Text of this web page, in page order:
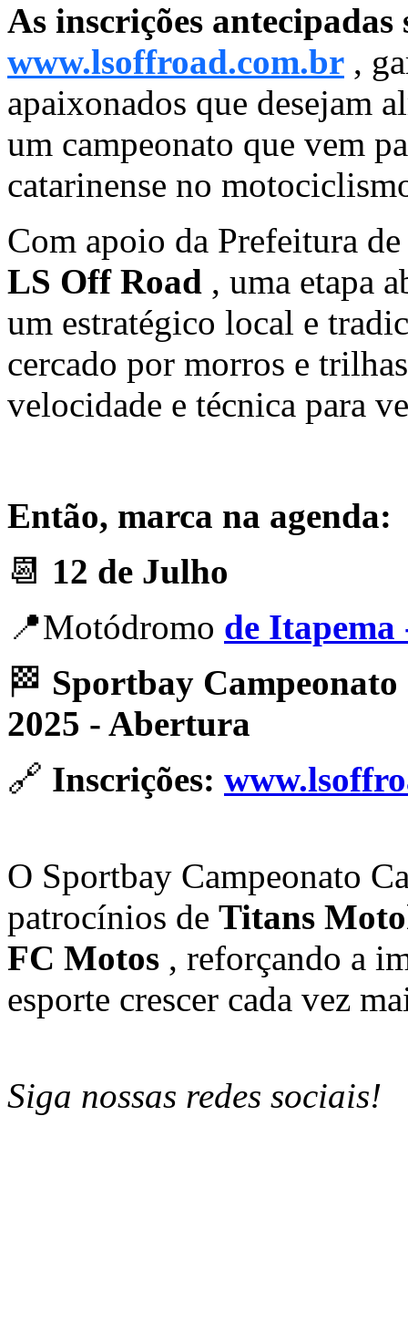
As inscrições antecipadas
www.lsoffroad.com.br ,
apaixonados que desejam
um campeonato que vem
catarinense no
Com apoio da Prefeitura
LS Off Road , uma etapa
um estratégico local e
cercado por morros e
velocidade e técnica para
Então, marca na agenda:
📆 12 de Julho
📍Motódromo de Itapema
🏁 Sportbay
2025 - Abertura
🔗 Inscrições:
O Sportbay Campeonato
patrocínios de Titans
FC Motos , reforçando a
esporte crescer cada vez
Siga nossas redes sociais!